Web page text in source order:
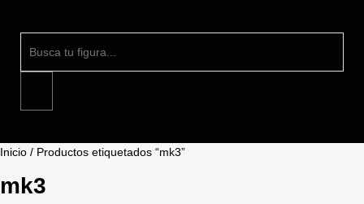
Inicio / Productos etiquetados “mk3”
mk3